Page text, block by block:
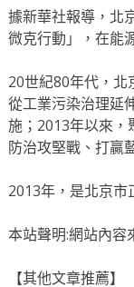
據新華社報導，北
微克行動」，在能
20世紀80年代，
從工業污染治理延
施；2013年以來，
防治攻堅戰、打贏
2013年，是北京
本站聲明:網站內
【其他文章推薦】